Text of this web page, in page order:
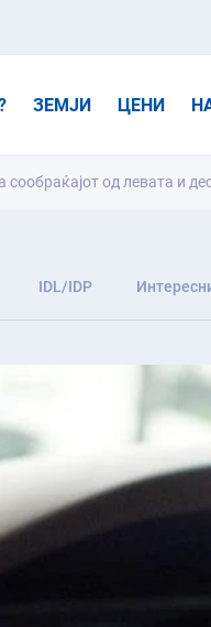
ЗЕМЈИ ЦЕНИ
сообраќајот од левата и
IDL/IDP